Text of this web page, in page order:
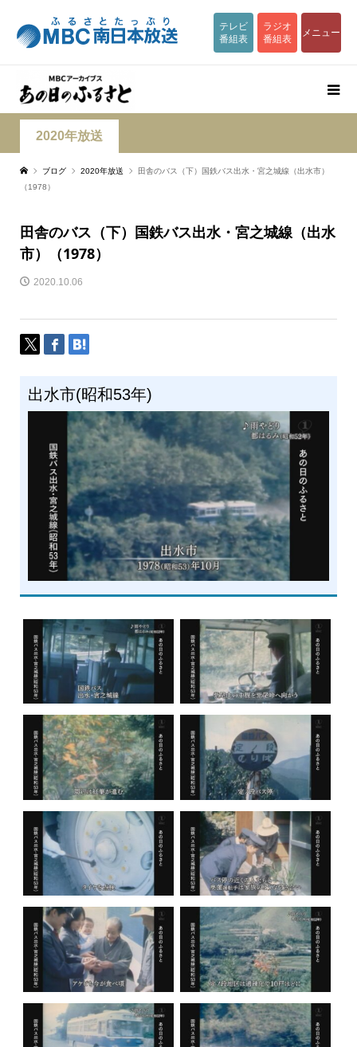
テレビ
番組表
ラジオ
番組表
メニュー
2020年放送
ブログ 2020年放送
田舎のバス（下）国鉄バス出水・宮之城線（出水市）
（1978）
田舎のバス（下）国鉄バス出水・宮之城線（出水
市）（1978）
2020.10.06
出水市(昭和53年)